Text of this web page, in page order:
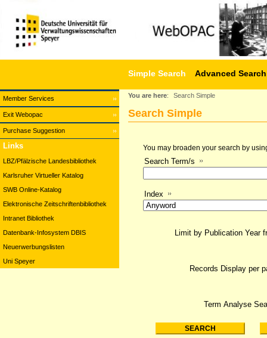
Member Services
Exit Webopac
Purchase Suggestion
Simple Search Advanced Search
Links
LBZ/Pfälzische Landesbibliothek
Karlsruher Virtueller Katalog
SWB Online-Katalog
Elektronische Zeitschriftenbibliothek
Intranet Bibliothek
Datenbank-Infosystem DBIS
Neuerwerbungslisten
Uni Speyer
You are here: Search Simple
Search Simple
You may broaden your search by
Search Term/s
Index
Term Analyse
Limit by Publication Year
Records Display per